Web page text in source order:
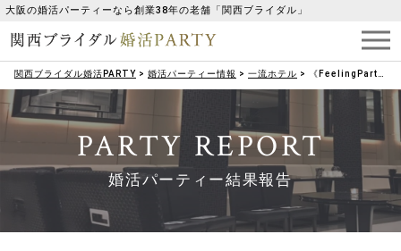
大阪の婚活パーティーなら創業38年の老舗「関西ブライダル」
関西ブライダル婚活PARTY > 婚活パーティー情報 > 一流ホテル > 《FeelingParty》大人カジュアルなパーティー♥40・50代メイン♥
PARTY REPORT
婚活パーティー結果報告